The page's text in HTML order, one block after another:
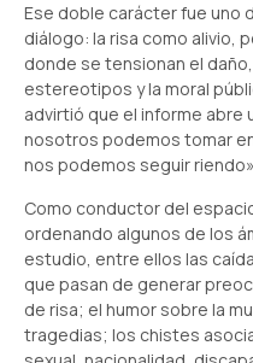
Ese doble carácter fue uno
diálogo: la risa como alivio,
donde se tensionan el
estereotipos y la moral
advirtió que el informe abre
nosotros podemos tomar
nos podemos seguir
Como conductor del
ordenando algunos de los
estudio, entre ellos las
que pasan de generar
de risa; el humor sobre la
tragedias; los chistes